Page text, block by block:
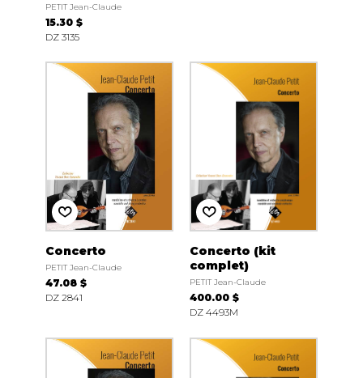
PETIT Jean-Claude
15.30 $
DZ 3135
Concerto
PETIT Jean-Claude
47.08 $
DZ 2841
Concerto (kit
complet)
PETIT Jean-Claude
400.00 $
DZ 4493M